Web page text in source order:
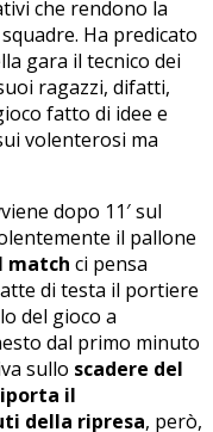
che rendono la
Ha predicato
gara il tecnico dei
ragazzi, difatti,
fatto di idee e
volenterosi ma
dopo 11′ sul
il pallone
match ci pensa
di testa il portiere
del gioco a
dal primo minuto
sullo scadere del
il
della ripresa, però,